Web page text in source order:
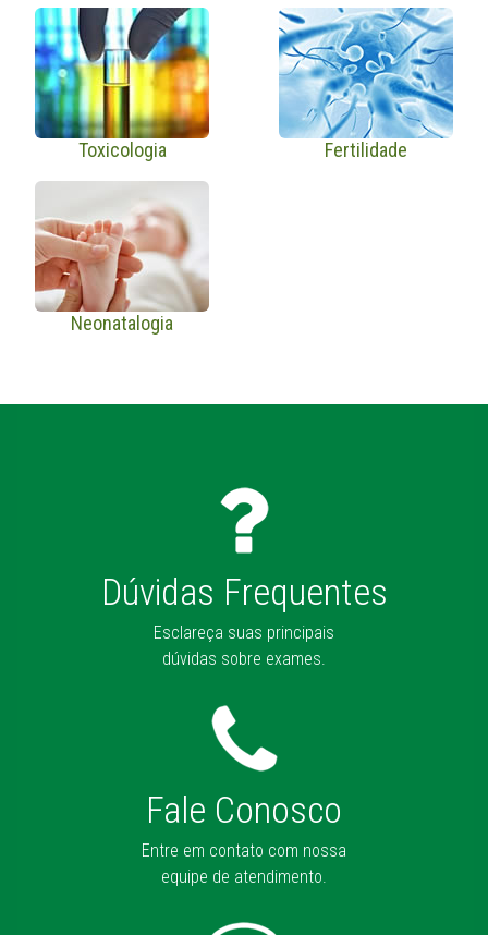
Toxicologia Fertilidade
Neonatalogia
Dúvidas Frequentes
Esclareça suas principais
dúvidas sobre exames.
Fale Conosco
Entre em contato com nossa
equipe de atendimento.